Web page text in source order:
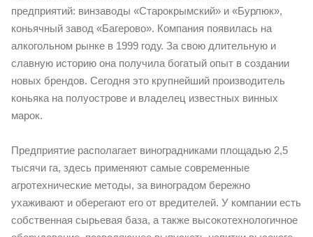
предприятий: винзаводы «Старокрымский» и «Бурлюк»,
коньячный завод «Багерово». Компания появилась на
алкогольном рынке в 1999 году. За свою длительную и
славную историю она получила богатый опыт в создании
новых брендов. Сегодня это крупнейший производитель
коньяка на полуострове и владелец известных винных
марок.
Предприятие располагает виноградниками площадью 2,5
тысячи га, здесь применяют самые современные
агротехнические методы, за виноградом бережно
ухаживают и оберегают его от вредителей. У компании есть
собственная сырьевая база, а также высокотехнологичное